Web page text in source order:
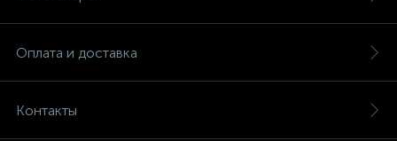
Оплата и доставка
Контакты